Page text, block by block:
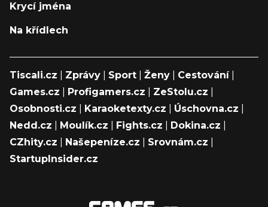
Krycí jména
Na křídlech
Tiscali.cz Zprávy Sport Ženy Cestování|
Games.cz
Profigamers.cz ZeStolu.cz
Osobnosti.cz
Karaoketexty.cz Úschovna.cz
Nedd.cz
Moulík.cz Fights.cz Dokina.cz
CZhity.cz
Našepeníze.cz Srovnám.cz
StartupInsider.cz